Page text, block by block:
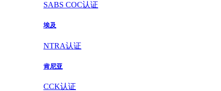
SABS COC认证
埃及
NTRA认证
肯尼亚
CCK认证